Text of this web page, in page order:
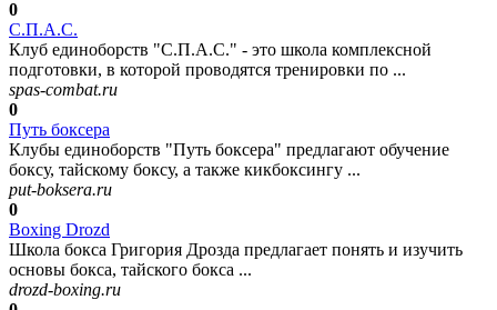
0
С.П.А.С.
Клуб единоборств "С.П.А.С." - это школа комплексной
подготовки, в которой проводятся тренировки по ...
spas-combat.ru
0
Путь боксера
Клубы единоборств "Путь боксера" предлагают обучение
боксу, тайскому боксу, а также кикбоксингу ...
put-boksera.ru
0
Boxing Drozd
Школа бокса Григория Дрозда предлагает понять и изучить
основы бокса, тайского бокса ...
drozd-boxing.ru